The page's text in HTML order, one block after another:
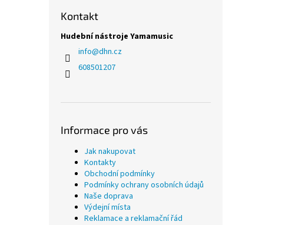
Kontakt
Hudební nástroje Yamamusic
info@dhn.cz
608501207
Informace pro vás
Jak nakupovat
Kontakty
Obchodní podmínky
Podmínky ochrany osobních údajů
Naše doprava
Výdejní místa
Reklamace a reklamační řád